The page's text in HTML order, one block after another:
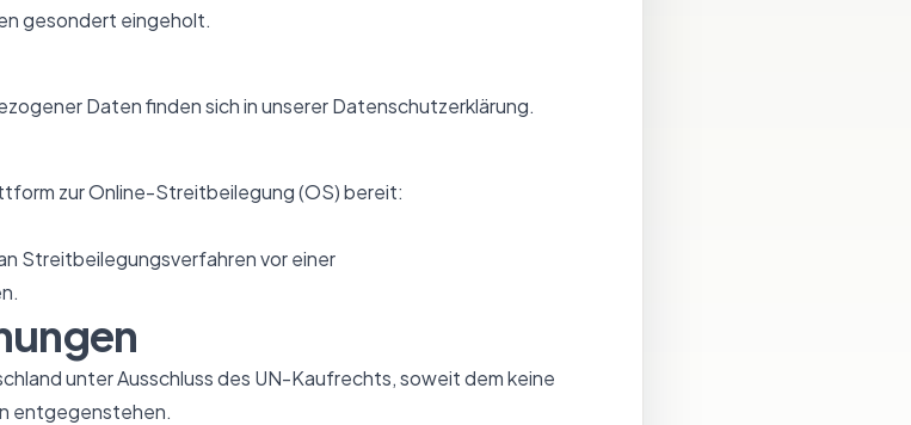
gesondert eingeholt.
Daten finden sich in unsererDatenschutzerklärung.
zur Online-Streitbeilegung (OS) bereit:
Streitbeilegungsverfahren vor einer
unter Ausschluss des UN-Kaufrechts, soweit dem keine
entgegenstehen.